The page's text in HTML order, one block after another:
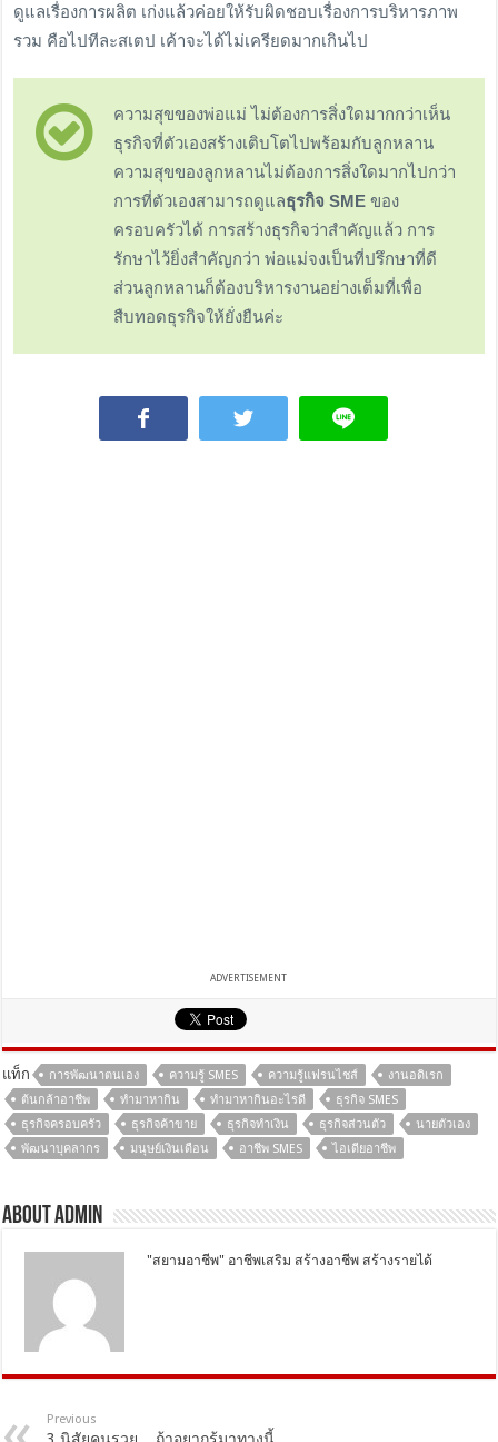
ดูแลเรื่องการผลิต เก่งแล้วค่อยให้รับผิดชอบเรื่องการบริหารภาพ
รวม คือไปทีละสเตป เค้าจะได้ไม่เครียดมากเกินไป
ความสุขของพ่อแม่ ไม่ต้องการสิ่งใดมากกว่าเห็น
ธุรกิจที่ตัวเองสร้างเติบโตไปพร้อมกับลูกหลาน
ความสุขของลูกหลานไม่ต้องการสิ่งใดมากไปกว่า
การที่ตัวเองสามารถดูแลธุรกิจ SME ของ
ครอบครัวได้ การสร้างธุรกิจว่าสำคัญแล้ว การ
รักษาไว้ยิ่งสำคัญกว่า พ่อแม่จงเป็นที่ปรึกษาที่ดี
ส่วนลูกหลานก็ต้องบริหารงานอย่างเต็มที่เพื่อ
สืบทอดธุรกิจให้ยั่งยืนค่ะ
ADVERTISEMENT
แท็ก การพัฒนาตนเอง ความรู้ SMES ความรู้แฟรนไชส์
งานอดิเรก
ต้นกล้าอาชีพ
ทํามาหากิน ทํามาหากินอะไรดี
ธุรกิจ SMES
ธุรกิจครอบครัว
ธุรกิจค้าขาย ธุรกิจทำเงิน ธุรกิจส่วนตัว
นายตัวเอง
พัฒนาบุคลากร
มนุษย์เงินเดือน อาชีพ SMES ไอเดียอาชีพ
About Admin
"สยามอาชีพ" อาชีพเสริม สร้างอาชีพ สร้างรายได้
Previous